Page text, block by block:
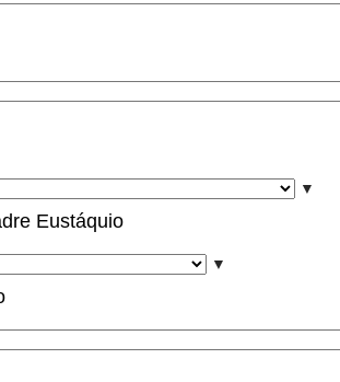
▼
Eustáquio
▼